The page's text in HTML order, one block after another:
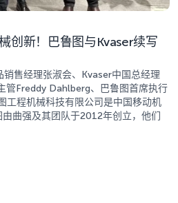
创新！巴鲁图与Kvaser续写
售经理张淑会、Kvaser中国总经理
管Freddy Dahlberg、巴鲁图首席执行
工程机械科技有限公司是中国移动机
曲强及其团队于2012年创立，他们